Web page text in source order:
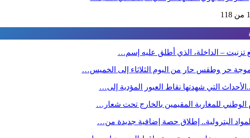
1 من 118
تزنيت – الداخلة، الذي أطلق عليه إسم…
حر وطقس حار من اليوم الثلاثاء إلى الخميس…
التي شهدتها نقاط العبور المؤدية إلى…
الوطني للمغاربة المقيمين بالخارج تحت شعار…
البترولية.. إطلاق حصة إضافية جديدة من…